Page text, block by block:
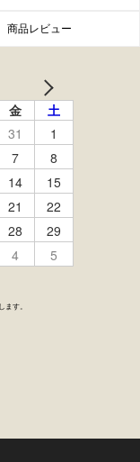
LINE
商品レビュー